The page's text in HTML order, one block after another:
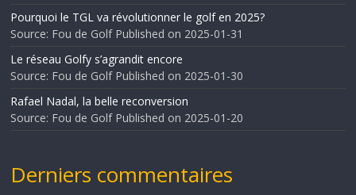
Pourquoi le TGL va révolutionner le golf en 2025?
Source: Fou de Golf Published on 2025-01-31
Le réseau Golfy s’agrandit encore
Source: Fou de Golf Published on 2025-01-30
Rafael Nadal, la belle reconversion
Source: Fou de Golf Published on 2025-01-20
Derniers commentaires